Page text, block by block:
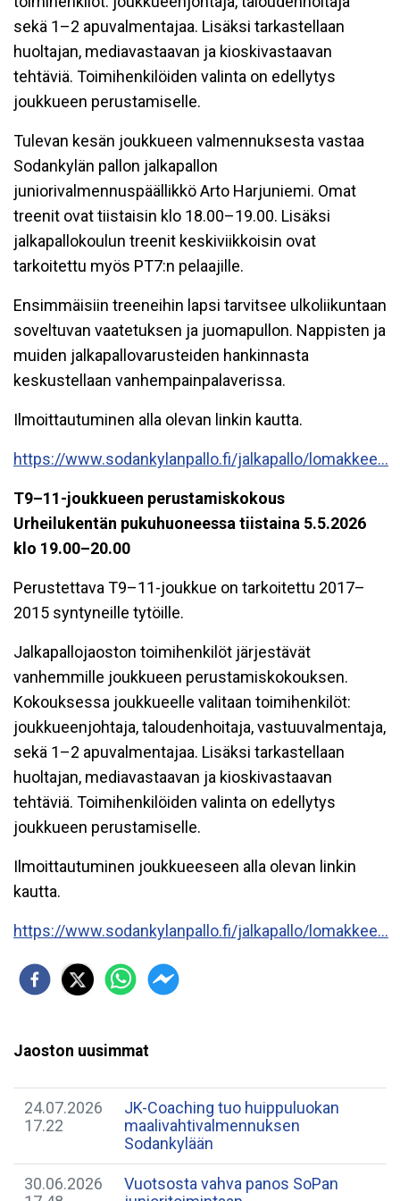
sekä 1–2 apuvalmentajaa. Lisäksi tarkastellaan
huoltajan, mediavastaavan ja kioskivastaavan
tehtäviä. Toimihenkilöiden valinta on edellytys
joukkueen perustamiselle.
Tulevan kesän joukkueen valmennuksesta vastaa
Sodankylän pallon jalkapallon
juniorivalmennuspäällikkö Arto Harjuniemi. Omat
treenit ovat tiistaisin klo 18.00–19.00. Lisäksi
jalkapallokoulun treenit keskiviikkoisin ovat
tarkoitettu myös PT7:n pelaajille.
Ensimmäisiin treeneihin lapsi tarvitsee ulkoliikuntaan
soveltuvan vaatetuksen ja juomapullon. Nappisten ja
muiden jalkapallovarusteiden hankinnasta
keskustellaan vanhempainpalaverissa.
Ilmoittautuminen alla olevan linkin kautta.
https://www.sodankylanpallo.fi/jalkapallo/lomakkee...
T9–11-joukkueen perustamiskokous
Urheilukentän pukuhuoneessa tiistaina 5.5.2026
klo 19.00–20.00
Perustettava T9–11-joukkue on tarkoitettu 2017–
2015 syntyneille tytöille.
Jalkapallojaoston toimihenkilöt järjestävät
vanhemmille joukkueen perustamiskokouksen.
Kokouksessa joukkueelle valitaan toimihenkilöt:
joukkueenjohtaja, taloudenhoitaja, vastuuvalmentaja,
sekä 1–2 apuvalmentajaa. Lisäksi tarkastellaan
huoltajan, mediavastaavan ja kioskivastaavan
tehtäviä. Toimihenkilöiden valinta on edellytys
joukkueen perustamiselle.
Ilmoittautuminen joukkueeseen alla olevan linkin
kautta.
https://www.sodankylanpallo.fi/jalkapallo/lomakkee...
Jaoston uusimmat
24.07.2026
17.22
JK-Coaching tuo huippuluokan
maalivahtivalmennuksen
Sodankylään
30.06.2026
Vuotsosta vahva panos SoPan